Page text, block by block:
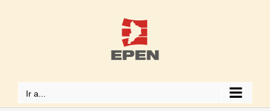
Ir a...